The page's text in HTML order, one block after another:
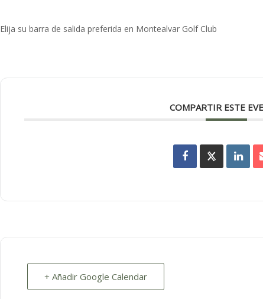
Elija su barra de salida preferida en Montealvar Golf Club
COMPARTIR ESTE
+ Añadir Google Calendar